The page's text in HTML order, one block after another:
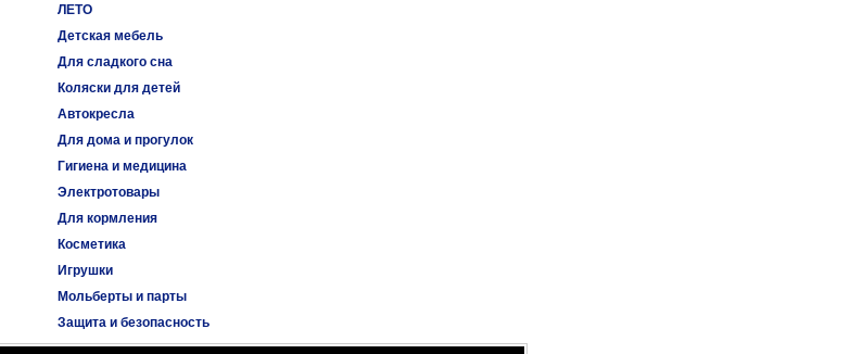
ЛЕТО
Детская мебель
Для сладкого сна
Коляски для детей
Автокресла
Для дома и прогулок
Гигиена и медицина
Электротовары
Для кормления
Косметика
Игрушки
Мольберты и парты
Защита и безопасность